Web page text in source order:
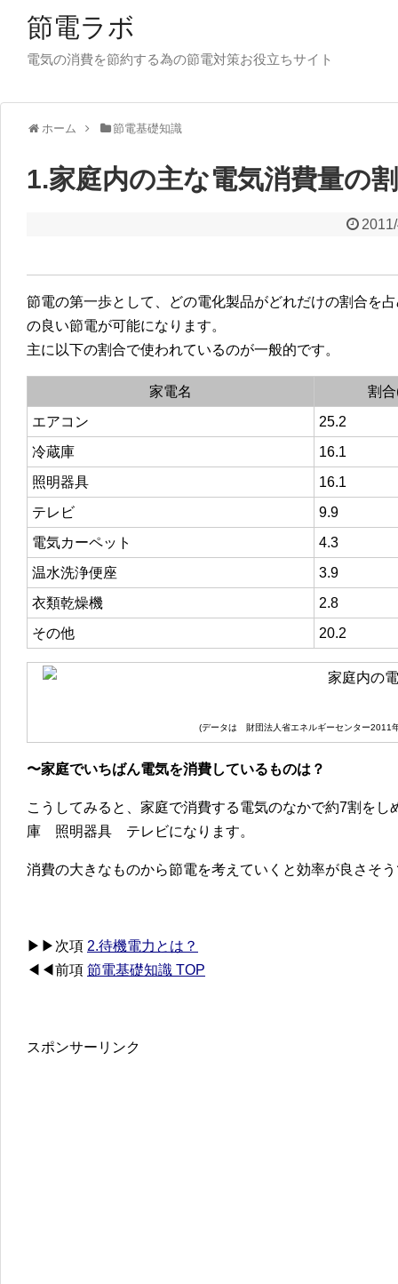
節電ラボ
電気の消費を節約する為の節電対策お役立ちサイト
ホーム 節電基礎知識
1.家庭内の主な電気消費量の
節電の第一歩として、どの電化製品がどれだけの割合を
の良い節電が可能になります。
主に以下の割合で使われているのが一般的です。
家電名
割
エアコン
25.2
冷蔵庫
16.1
照明器具
16.1
テレビ
9.9
電気カーペット
4.3
温水洗浄便座
3.9
衣類乾燥機
2.8
その他
20.2
(データは 財団法人省エネルギーセンター2011
〜家庭でいちばん電気を消費しているものは？
こうしてみると、家庭で消費する電気のなかで約7割をし
庫 照明器具 テレビになります。
消費の大きなものから節電を考えていくと効率が良さそ
▶▶次項 2.待機電力とは？
◀◀前項 節電基礎知識 TOP
スポンサーリンク